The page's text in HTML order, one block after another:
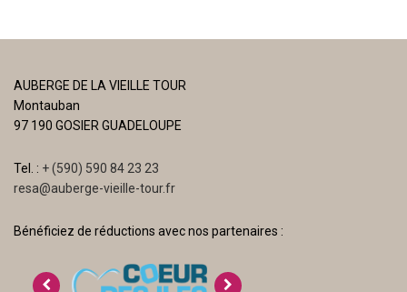
AUBERGE DE LA VIEILLE TOUR
Montauban
97 190 GOSIER GUADELOUPE
Tel. : + (590) 590 84 23 23
resa@auberge-vieille-tour.fr
Bénéficiez de réductions avec nos partenaires :